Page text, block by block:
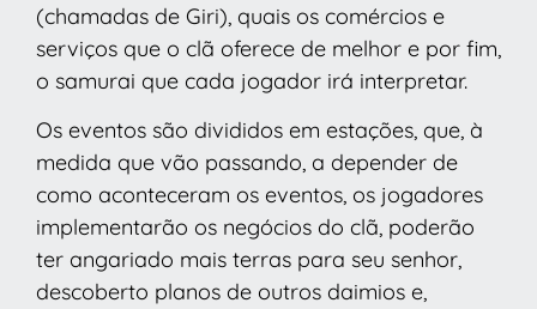
(chamadas de Giri), quais os comércios e
serviços que o clã oferece de melhor e por fim,
o samurai que cada jogador irá interpretar.
Os eventos são divididos em estações, que, à
medida que vão passando, a depender de
como aconteceram os eventos, os jogadores
implementarão os negócios do clã, poderão
ter angariado mais terras para seu senhor,
descoberto planos de outros daimios e,